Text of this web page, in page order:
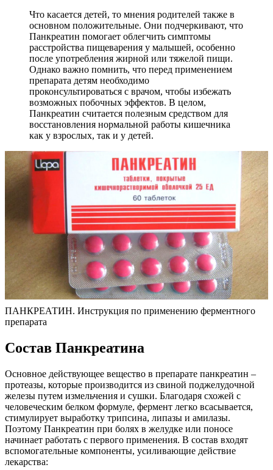
Что касается детей, то мнения родителей также в
основном положительные. Они подчеркивают, что
Панкреатин помогает облегчить симптомы
расстройства пищеварения у малышей, особенно
после употребления жирной или тяжелой пищи.
Однако важно помнить, что перед применением
препарата детям необходимо
проконсультироваться с врачом, чтобы избежать
возможных побочных эффектов. В целом,
Панкреатин считается полезным средством для
восстановления нормальной работы кишечника
как у взрослых, так и у детей.
ПАНКРЕАТИН. Инструкция по применению ферментного
препарата
Состав Панкреатина
Основное действующее вещество в препарате панкреатин –
протеазы, которые производится из свиной поджелудочной
железы путем измельчения и сушки. Благодаря схожей с
человеческим белком формуле, фермент легко всасывается,
стимулирует выработку трипсина, липазы и амилазы.
Поэтому Панкреатин при болях в желудке или поносе
начинает работать с первого применения. В состав входят
вспомогательные компоненты, усиливающие действие
лекарства: